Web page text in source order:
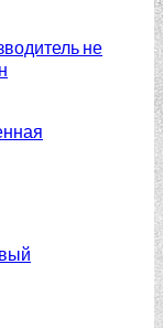
не